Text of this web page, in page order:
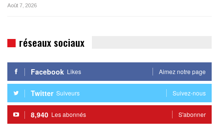
Août 7, 2026
réseaux sociaux
Facebook Likes Aimez notre page
Twitter Suiveurs Suivez-nous
8,940 Les abonnés S'abonner